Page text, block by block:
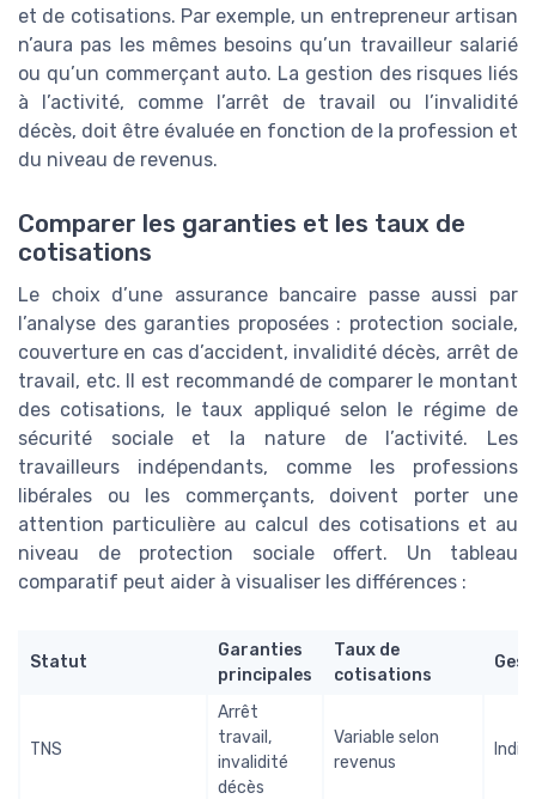
et de cotisations. Par exemple, un entrepreneur artisan
n’aura pas les mêmes besoins qu’un travailleur salarié
ou qu’un commerçant auto. La gestion des risques liés
à l’activité, comme l’arrêt de travail ou l’invalidité
décès, doit être évaluée en fonction de la profession et
du niveau de revenus.
Comparer les garanties et les taux de
cotisations
Le choix d’une assurance bancaire passe aussi par
l’analyse des garanties proposées : protection sociale,
couverture en cas d’accident, invalidité décès, arrêt de
travail, etc. Il est recommandé de comparer le montant
des cotisations, le taux appliqué selon le régime de
sécurité sociale et la nature de l’activité. Les
travailleurs indépendants, comme les professions
libérales ou les commerçants, doivent porter une
attention particulière au calcul des cotisations et au
niveau de protection sociale offert. Un tableau
comparatif peut aider à visualiser les différences :
Statut
Garanties
principales
Taux de
cotisations
TNS
Arrêt
travail,
invalidité
décès
Variable selon
revenus